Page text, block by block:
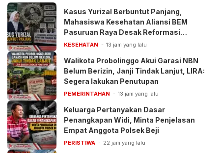
Kasus Yurizal Berbuntut Panjang,
Mahasiswa Kesehatan Aliansi BEM
Pasuruan Raya Desak Reformasi
Pelayanan BPJS
KESEHATAN 13 jam yang lalu
Walikota Probolinggo Akui Garasi NBN
Belum Berizin, Janji Tindak Lanjut, LIRA:
Segera lakukan Penutupan
PEMERINTAHAN 13 jam yang lalu
Keluarga Pertanyakan Dasar
Penangkapan Widi, Minta Penjelasan
Empat Anggota Polsek Beji
PERISTIWA 22 jam yang lalu